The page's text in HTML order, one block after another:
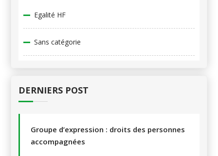
Egalité HF
Sans catégorie
DERNIERS POST
Groupe d’expression : droits des personnes
accompagnées